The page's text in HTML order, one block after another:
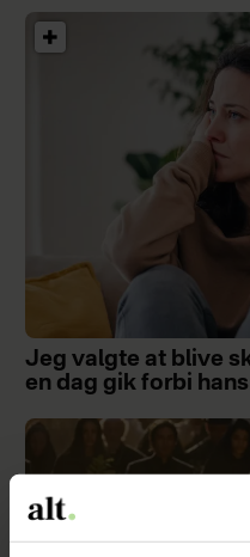
Jeg valgte at blive
en dag gik forbi